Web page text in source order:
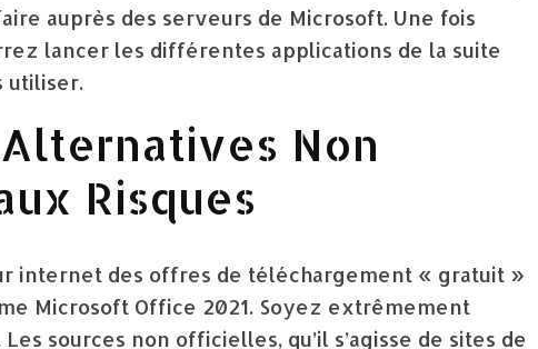
auprès des serveurs de Microsoft. Une fois
lancer les différentes applications de la suite
utiliser.
Non
Risques
internet des offres de téléchargement « gratuit »
Microsoft Office 2021. Soyez extrêmement
sources non officielles, qu’il s’agisse de sites de